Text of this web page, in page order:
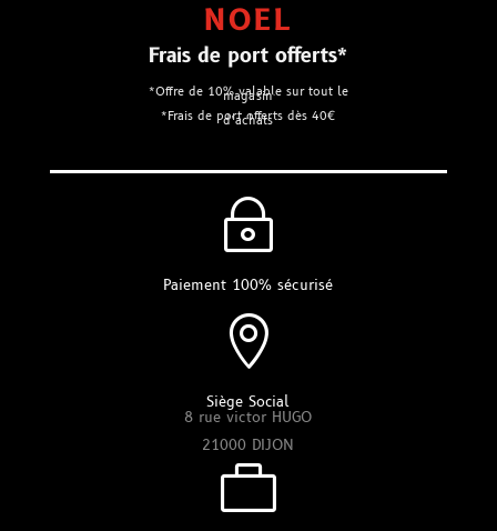
NOEL
Frais de port offerts*
*Offre de 10% valable sur tout le
magasin
*Frais de port offerts dès 40€
d’achats
~
Paiement 100% sécurisé

Siège Social
8 rue victor HUGO
21000 DIJON
